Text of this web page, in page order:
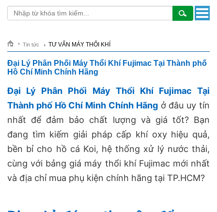
Tin tức TƯ VẤN MÁY THỔI KHÍ
Đại Lý Phân Phối Máy Thổi Khí Fujimac Tại Thành phố
Hồ Chí Minh Chính Hãng
Đại Lý Phân Phối Máy Thổi Khí Fujimac Tại
Thành phố Hồ Chí Minh Chính Hãngở đâu uy tín
nhất để đảm bảo chất lượng và giá tốt? Bạn
đang tìm kiếm giải pháp cấp khí oxy hiệu quả,
bền bỉ cho hồ cá Koi, hệ thống xử lý nước thải,
cùng với bảng giá máy thổi khí Fujimac mới nhất
và địa chỉ mua phụ kiện chính hãng tại TP.HCM?